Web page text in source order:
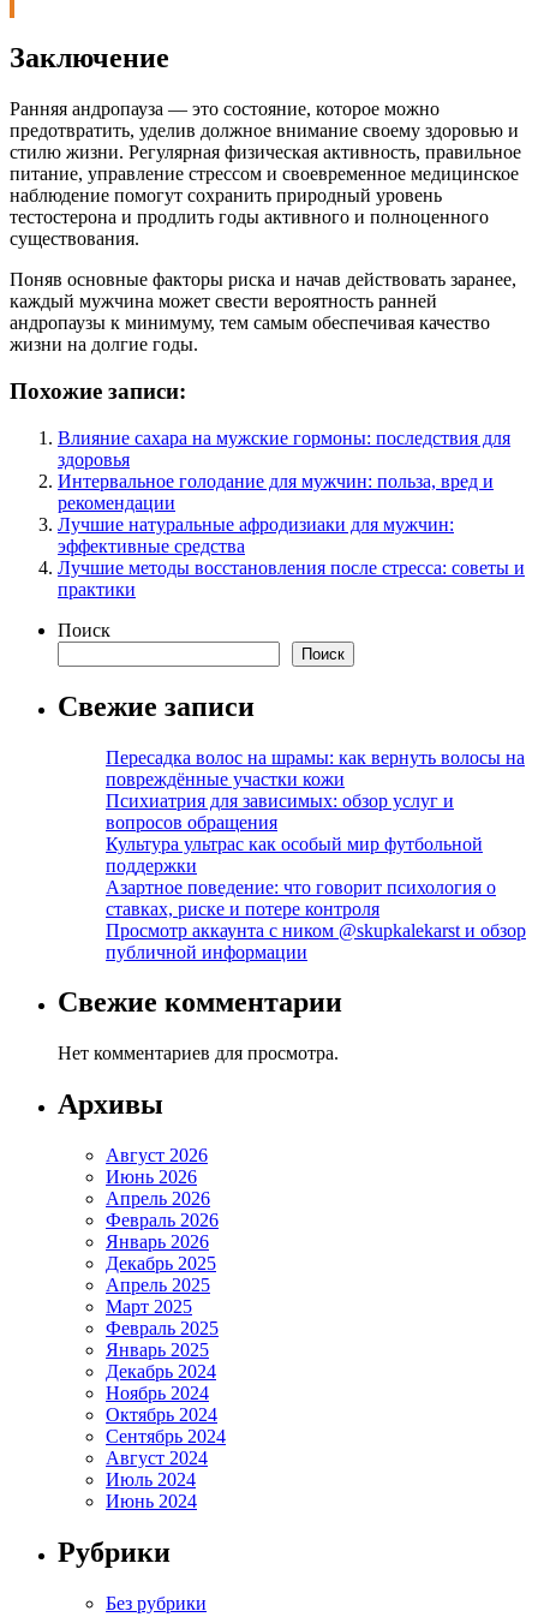
Заключение
Ранняя андропауза — это состояние, которое можно
предотвратить, уделив должное внимание своему здоровью и
стилю жизни. Регулярная физическая активность, правильное
питание, управление стрессом и своевременное медицинское
наблюдение помогут сохранить природный уровень
тестостерона и продлить годы активного и полноценного
существования.
Поняв основные факторы риска и начав действовать заранее,
каждый мужчина может свести вероятность ранней
андропаузы к минимуму, тем самым обеспечивая качество
жизни на долгие годы.
Похожие записи:
Влияние сахара на мужские гормоны: последствия для
здоровья
Интервальное голодание для мужчин: польза, вред и
рекомендации
Лучшие натуральные афродизиаки для мужчин:
эффективные средства
Лучшие методы восстановления после стресса: советы и
практики
Поиск
Поиск
Свежие записи
Пересадка волос на шрамы: как вернуть волосы на
повреждённые участки кожи
Психиатрия для зависимых: обзор услуг и
вопросов обращения
Культура ультрас как особый мир футбольной
поддержки
Азартное поведение: что говорит психология о
ставках, риске и потере контроля
Просмотр аккаунта с ником @skupkalekarst и обзор
публичной информации
Свежие комментарии
Нет комментариев для просмотра.
Архивы
Август 2026
Июнь 2026
Апрель 2026
Февраль 2026
Январь 2026
Декабрь 2025
Апрель 2025
Март 2025
Февраль 2025
Январь 2025
Декабрь 2024
Ноябрь 2024
Октябрь 2024
Сентябрь 2024
Август 2024
Июль 2024
Июнь 2024
Рубрики
Без рубрики